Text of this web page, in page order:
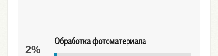
Обработка фотоматериала
2%